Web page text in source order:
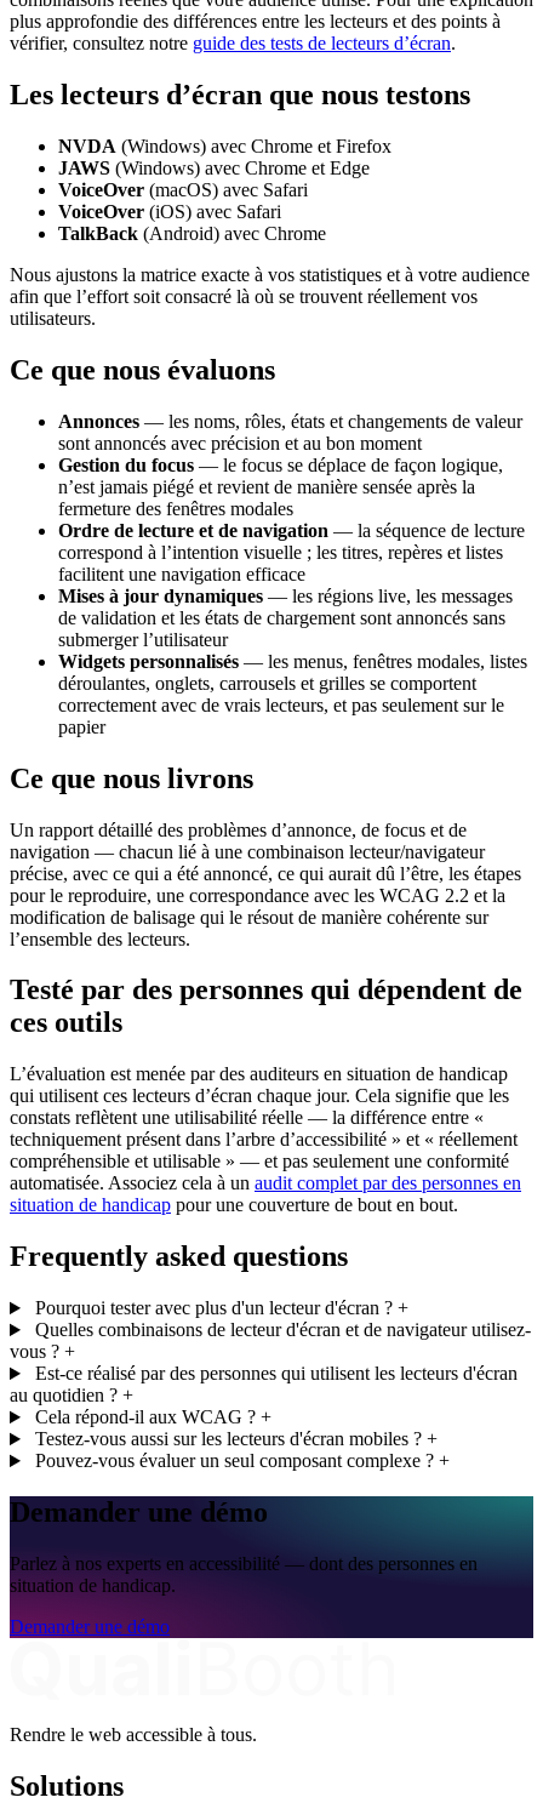
plus approfondie des différences entre les lecteurs et des points à
vérifier, consultez notre guide des tests de lecteurs d’écran.
Les lecteurs d’écran que nous testons
NVDA (Windows) avec Chrome et Firefox
JAWS (Windows) avec Chrome et Edge
VoiceOver (macOS) avec Safari
VoiceOver (iOS) avec Safari
TalkBack (Android) avec Chrome
Nous ajustons la matrice exacte à vos statistiques et à votre audience
afin que l’effort soit consacré là où se trouvent réellement vos
utilisateurs.
Ce que nous évaluons
Annonces — les noms, rôles, états et changements de valeur
sont annoncés avec précision et au bon moment
Gestion du focus — le focus se déplace de façon logique,
n’est jamais piégé et revient de manière sensée après la
fermeture des fenêtres modales
Ordre de lecture et de navigation — la séquence de lecture
correspond à l’intention visuelle ; les titres, repères et listes
facilitent une navigation efficace
Mises à jour dynamiques — les régions live, les messages
de validation et les états de chargement sont annoncés sans
submerger l’utilisateur
Widgets personnalisés — les menus, fenêtres modales, listes
déroulantes, onglets, carrousels et grilles se comportent
correctement avec de vrais lecteurs, et pas seulement sur le
papier
Ce que nous livrons
Un rapport détaillé des problèmes d’annonce, de focus et de
navigation — chacun lié à une combinaison lecteur/navigateur
précise, avec ce qui a été annoncé, ce qui aurait dû l’être, les étapes
pour le reproduire, une correspondance avec les WCAG 2.2 et la
modification de balisage qui le résout de manière cohérente sur
l’ensemble des lecteurs.
Testé par des personnes qui dépendent de
ces outils
L’évaluation est menée par des auditeurs en situation de handicap
qui utilisent ces lecteurs d’écran chaque jour. Cela signifie que les
constats reflètent une utilisabilité réelle — la différence entre «
techniquement présent dans l’arbre d’accessibilité » et « réellement
compréhensible et utilisable » — et pas seulement une conformité
automatisée. Associez cela à un audit complet par des personnes en
situation de handicap pour une couverture de bout en bout.
Frequently asked questions
Pourquoi tester avec plus d'un lecteur d'écran ? +
Quelles combinaisons de lecteur d'écran et de navigateur utilisez-
vous ? +
Est-ce réalisé par des personnes qui utilisent les lecteurs d'écran
au quotidien ? +
Cela répond-il aux WCAG ? +
Testez-vous aussi sur les lecteurs d'écran mobiles ? +
Pouvez-vous évaluer un seul composant complexe ? +
Demander une démo
Parlez à nos experts en accessibilité — dont des personnes en
situation de handicap.
Demander une démo
Rendre le web accessible à tous.
Solutions